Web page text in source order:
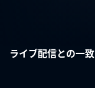
ライブ配信との一致